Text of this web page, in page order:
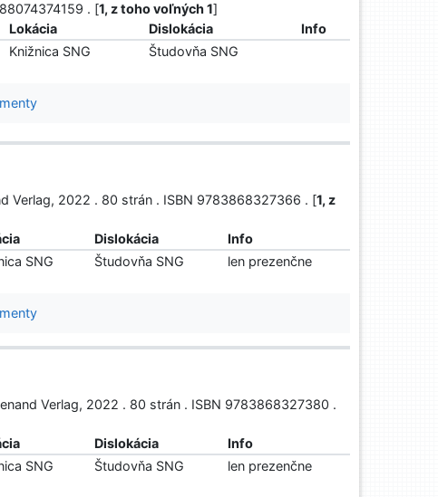
. [1, z toho voľných 1]
Lokácia Dislokácia
Info
Knižnica SNG Študovňa SNG
Verlag, 2022 . 80 strán . ISBN 9783868327366 . [1, z
Dislokácia
Info
SNG Študovňa SNG len prezenčne
Verlag, 2022 . 80 strán . ISBN 9783868327380 .
Dislokácia
Info
SNG Študovňa SNG len prezenčne